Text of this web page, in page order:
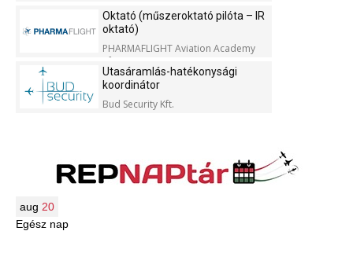
Oktató (műszeroktató pilóta – IR
oktató)
PHARMAFLIGHT Aviation Academy
Kft.
Utasáramlás-hatékonysági
koordinátor
Bud Security Kft.
aug 20
Egész nap